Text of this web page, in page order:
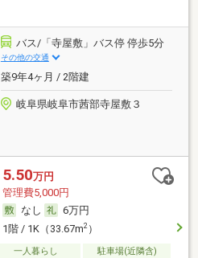
バス/「寺屋敷」バス停 停歩5分
その他の交通
築9年4ヶ月 / 2階建
岐阜県岐阜市茜部寺屋敷３
5.50万円
管理費5,000円
なし
6万円
1階 / 1K（33.67m2）
一人暮らし 駐車場(近隣含)